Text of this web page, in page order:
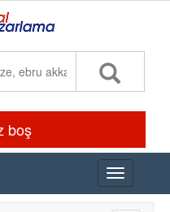
boş
Toggle
navigation